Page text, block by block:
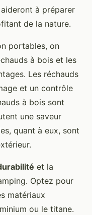
à préparer
de la nature.
portables, on
à bois et les
Les réchauds
et un contrôle
à bois sont
une saveur
quant à eux, sont
et la
Optez pour
matériaux
ou le titane.